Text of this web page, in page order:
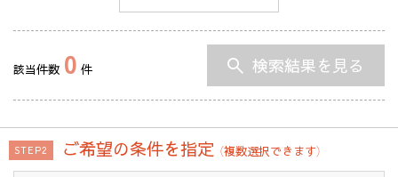
該当件数 0 件 検索結果を見る
STEP2 ご希望の条件を指定 （複数選択できます）